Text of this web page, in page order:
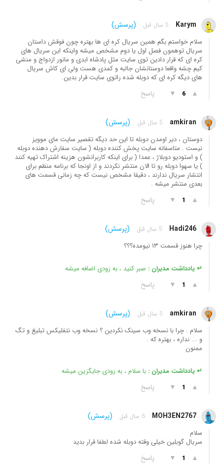
Karym 5 سال قبل (پرسش)
سلام خواستم بگم همین سریال کره ای ها بهتره چون فوقش داستان
سریال توهمون فصل اول یا دوم مشخص میشه واینکه این سریال های
کره ای که قرار دادین توی سایت مثل پادشاه ابدی و مانور ازدواج و منشی
کیم چشه واقعا دوستانشان جالبه و کمدی هست ولی ای کاش سریال
های دیگه کره ای که دوبله شده راتوی سایت قرار بدین.
▲
6
▼ پاسخ
amkiran 5 سال قبل (پرسش)
دوستان ، دیر اومدن دوبله تا این حد دیگه تقصیر سایت مای موویز
نیست . متاسفانه سایت پخش کننده دوبله ( سایت سفارش دهنده دوبله
) و استودیو دوبلاژ ، عمدا ( برای اینکه کاربرانشون هزینه اشتراک تهیه کنند
) یا سهوا دوبله رو تا الان منتشر نکردند و از اونجا که برنامه منظم برای
انتشار سریال ندارند ، دقیقا مشخص نیست که چه زمانی قسمت های
بعدی منتشر میشه .
▲
1
▼ پاسخ
Hadi246 5 سال قبل (پرسش)
چرا هنوز قسمت ۱۳ نیومده؟؟؟
↵ یادداشت مدیران : صبر کنید ، به زودی اضافه میشه
▲
1
▼ پاسخ
amkiran 5 سال قبل (پرسش)
سلام . چرا با نسخه وب سینک نکردین ؟ نسخه وب نتفلیکس تبلیغ و تگ
و ... نداره ، بهتره که .
ممنون
↵ یادداشت مدیران : با سلام ، به زودی جایگزین میشه
▲
1
▼ پاسخ
MOH3EN2767 6 سال قبل (پرسش)
سلام
سریال گوبلین خیلی وقته دوبله شده لطفا قرار بدید
▲
1
▼ پاسخ